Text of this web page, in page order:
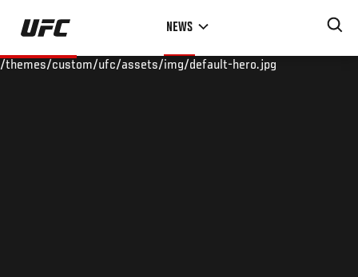
Skip
main
NEWS
/themes/custom/ufc/assets/img/default-hero.jpg